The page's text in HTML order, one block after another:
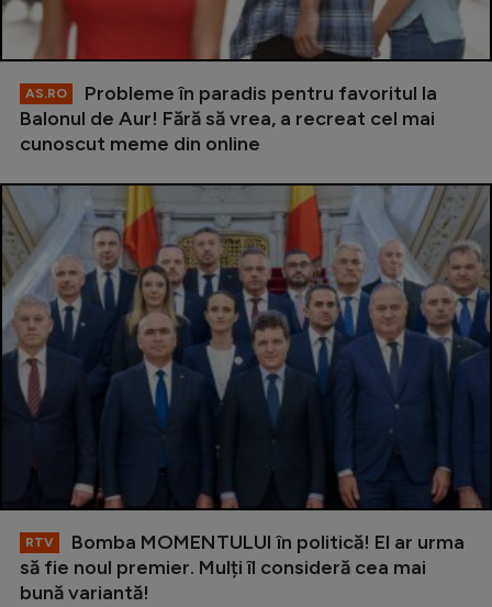
AS.RO
Probleme în paradis pentru favoritul la
Balonul de Aur! Fără să vrea, a recreat cel mai
cunoscut meme din online
RTV
Bomba MOMENTULUI în politică! El ar urma
să fie noul premier. Mulți îl consideră cea mai
bună variantă!